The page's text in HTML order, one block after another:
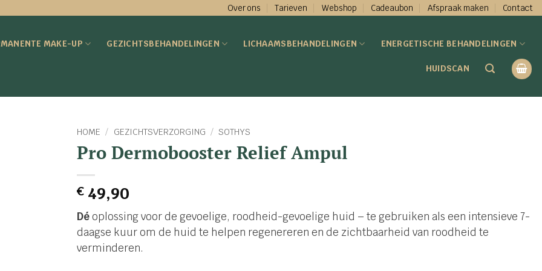
Over ons Tarieven Webshop Cadeaubon Afspraak maken Contact
MAKE-UP GEZICHTSBEHANDELINGEN LICHAAMSBEHANDELINGEN ENERGETISCHE BEHANDELINGEN
HUIDSCAN
HOME / GEZICHTSVERZORGING / SOTHYS
Pro Dermobooster Relief Ampul
€49,90
Déoplossing voor de gevoelige, roodheid-gevoelige huid – te gebruiken als een intensieve 7-
daagse kuur om de huid te helpen regenereren en de zichtbaarheid van roodheid te
verminderen.